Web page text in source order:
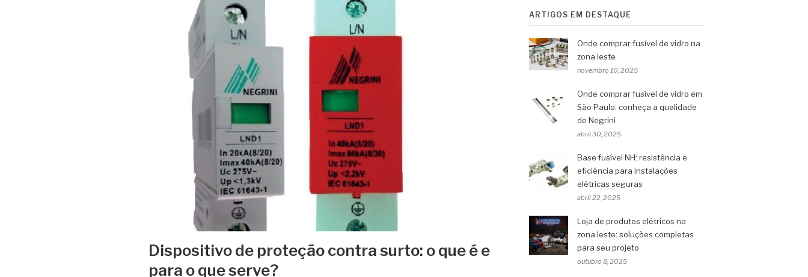
Dispositivo de proteção contra surto: o que é e
para o que serve?
ARTIGOS EM DESTAQUE
Onde comprar fusível de vidro na
zona leste
novembro 10, 2025
Onde comprar fusível de vidro em
São Paulo: conheça a qualidade
de Negrini
abril 30, 2025
Base fusível NH: resistência e
eficiência para instalações
elétricas seguras
abril 22, 2025
Loja de produtos elétricos na
zona leste: soluções completas
para seu projeto
outubro 8, 2025